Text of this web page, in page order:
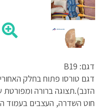
דגם: B19
דגם טורסו פתוח בחלק
הזנב).תצוגה ברורה ומפורטת
חוט השדרה, העצבים בעמוד